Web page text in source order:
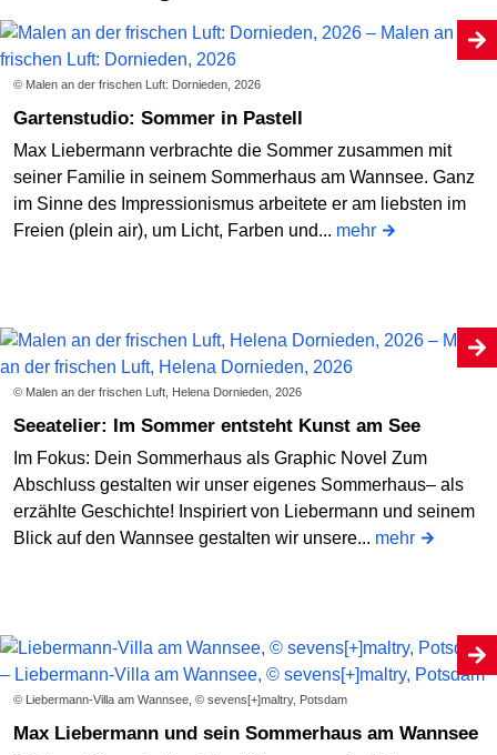
© Malen an der frischen Luft: Dornieden, 2026
Gartenstudio: Sommer in Pastell
Max Liebermann verbrachte die Sommer zusammen mit
seiner Familie in seinem Sommerhaus am Wannsee. Ganz
im Sinne des Impressionismus arbeitete er am liebsten im
Freien (plein air), um Licht, Farben und... mehr
© Malen an der frischen Luft, Helena Dornieden, 2026
Seeatelier: Im Sommer entsteht Kunst am See
Im Fokus: Dein Sommerhaus als Graphic Novel Zum
Abschluss gestalten wir unser eigenes Sommerhaus– als
erzählte Geschichte! Inspiriert von Liebermann und seinem
Blick auf den Wannsee gestalten wir unsere... mehr
© Liebermann-Villa am Wannsee, © sevens[+]maltry, Potsdam
Max Liebermann und sein Sommerhaus am Wannsee